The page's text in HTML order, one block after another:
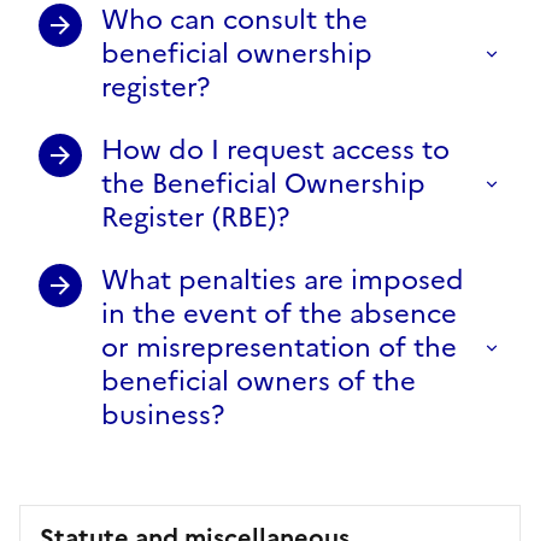
Who can consult the
beneficial ownership
register?
How do I request access to
the Beneficial Ownership
Register (RBE)?
What penalties are imposed
in the event of the absence
or misrepresentation of the
beneficial owners of the
business?